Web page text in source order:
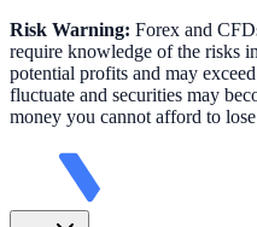
Risk Warning: Forex and
require knowledge of the risks
potential profits and may
fluctuate and securities may
money you cannot afford to